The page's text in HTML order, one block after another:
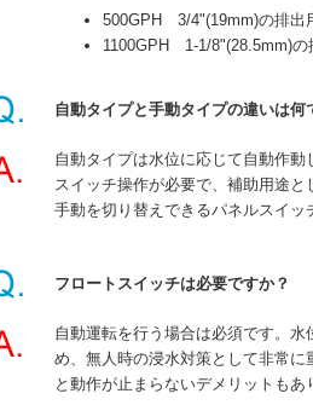
500GPH 3/4"(19mm)の排出
1100GPH 1-1/8"(28.5mm)の
自動タイプと手動タイプの違いは何
自動タイプは水位に応じて自動作
スイッチ操作が必要で、補助用途
手動を切り替えできるパネルスイッ
フロートスイッチは必要ですか？
自動運転を行う場合は必須です。
め、無人時の浸水対策として非常
と動作が止まらないデメリットもあ